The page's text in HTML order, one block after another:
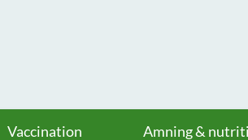
Vaccination Amning &